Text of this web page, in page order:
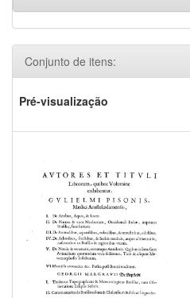
Conjunto de itens:
Pré-visualização